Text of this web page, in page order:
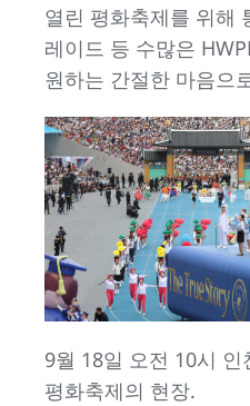
열린 평화축제를 위해
레이드 등 수많은
원하는 간절한 마음으
9월 18일 오전 10시
평화축제의 현장.